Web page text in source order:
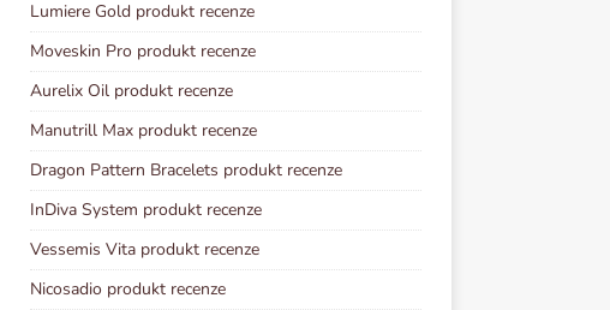
Lumiere Gold produkt recenze
Moveskin Pro produkt recenze
Aurelix Oil produkt recenze
Manutrill Max produkt recenze
Dragon Pattern Bracelets produkt recenze
InDiva System produkt recenze
Vessemis Vita produkt recenze
Nicosadio produkt recenze